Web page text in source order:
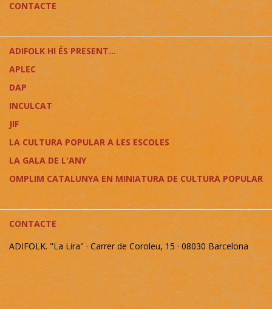
CONTACTE
ADIFOLK HI ÉS PRESENT...
APLEC
DAP
INCULCAT
JIF
LA CULTURA POPULAR A LES ESCOLES
LA GALA DE L'ANY
OMPLIM CATALUNYA EN MINIATURA DE CULTURA POPULAR
CONTACTE
ADIFOLK. "La Lira" · Carrer de Coroleu, 15 · 08030 Barcelona